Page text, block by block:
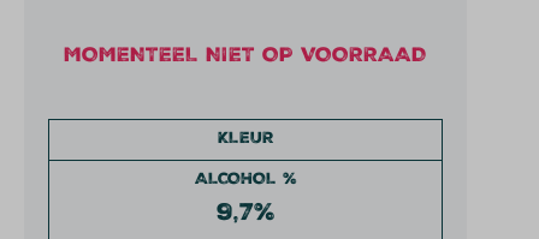
KLEUR
ALCOHOL %
9,7%
MOMENTEEL NIET OP VOORRAAD